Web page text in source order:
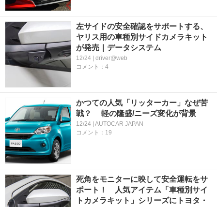
左サイドの安全確認をサポートする、
ヤリス用の車種別サイドカメラキット
が発売｜データシステム
12/24 | driver@web
コメント：4
かつての人気「リッターカー」なぜ苦
戦？ 軽の隆盛/ニーズ変化が背景
12/24 | AUTOCAR JAPAN
コメント：19
死角をモニターに映して安全運転をサ
ポート！ 人気アイテム「車種別サイ
トカメラキット」シリーズにトヨタ・